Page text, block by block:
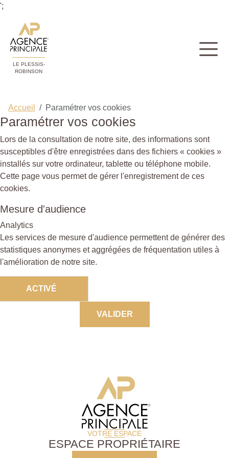
';
LE PLESSIS-
ROBINSON
Accueil Paramétrer vos cookies
Paramétrer vos cookies
Lors de la consultation de notre site, des informations sont
susceptibles d'être enregistrées dans des fichiers « cookies »
installés sur votre ordinateur, tablette ou téléphone mobile.
Cette page vous permet de gérer l'enregistrement de ces
cookies.
Mesure d'audience
Analytics
Les services de mesure d'audience permettent de générer des
statistiques anonymes et aggrégées de fréquentation utiles à
l'amélioration de notre site.
ACTIVÉ
VALIDER
VOTRE ESPACE
ESPACE PROPRIÉTAIRE